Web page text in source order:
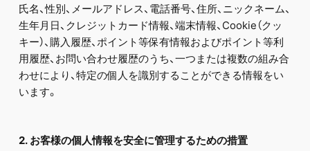
氏名、性別、メールアドレス、電話番号、住所、ニックネーム、
生年月日、クレジットカード情報、端末情報、Cookie（クッ
キー）、購入履歴、ポイント等保有情報およびポイント等利
用履歴、お問い合わせ履歴のうち、一つまたは複数の組み合
わせにより、特定の個人を識別することができる情報をい
います。
2. お客様の個人情報を安全に管理するための措置